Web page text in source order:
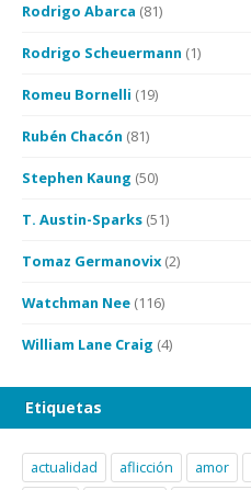
Rodrigo Abarca (81)
Rodrigo Scheuermann (1)
Romeu Bornelli (19)
Rubén Chacón (81)
Stephen Kaung (50)
T. Austin-Sparks (51)
Tomaz Germanovix (2)
Watchman Nee (116)
William Lane Craig (4)
Etiquetas
actualidad aflicción amor